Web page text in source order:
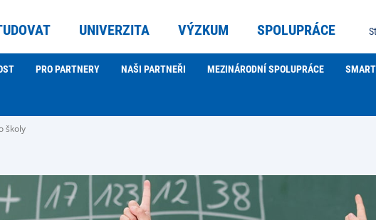
UNIVERZITA VÝZKUM SPOLUPRÁCE
PRO PARTNERY NAŠI PARTNEŘI MEZINÁRODNÍ SPOLUPRÁCE
školy